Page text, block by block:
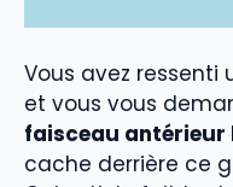
Vous avez
et vous vous
faisceau antérieur
cache derrière ce